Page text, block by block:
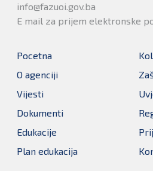
info@fazuoi.gov.ba
E mail za prijem elektronske
Pocetna
O agenciji
Vijesti
Dokumenti
Edukacije
Plan edukacija